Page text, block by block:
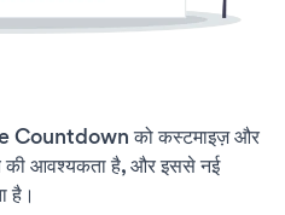
Countdown को कस्टमाइज़ और
आवश्यकता है, और इससे नई
है।